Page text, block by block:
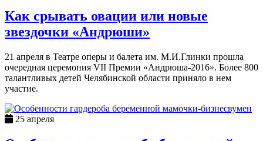
Как срывать овации или новые
звездочки «Андрюши»
21 апреля в Театре оперы и балета им. М.И.Глинки прошла
очередная церемония VII Премии «Андрюша-2016». Более 800
талантливых детей Челябинской области приняло в нем
участие.
25 апреля